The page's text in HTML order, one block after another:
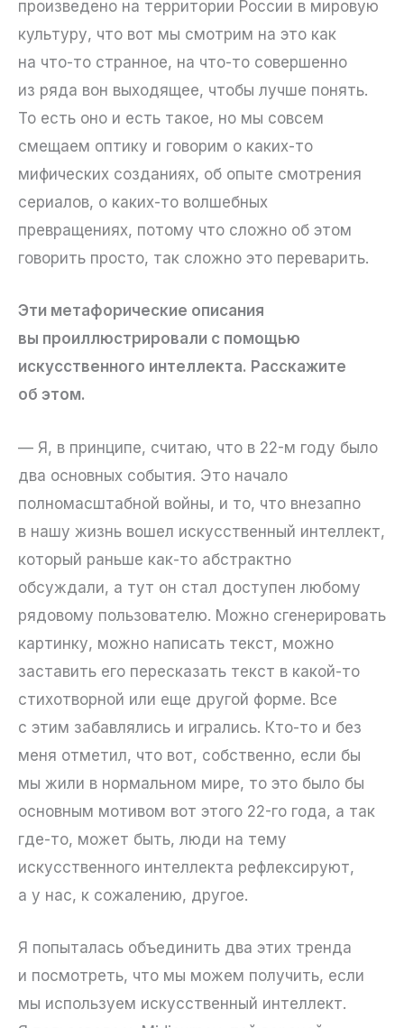
произведено на территории России в мировую
культуру, что вот мы смотрим на это как
на что-то странное, на что-то совершенно
из ряда вон выходящее, чтобы лучше понять.
То есть оно и есть такое, но мы совсем
смещаем оптику и говорим о каких-то
мифических созданиях, об опыте смотрения
сериалов, о каких-то волшебных
превращениях, потому что сложно об этом
говорить просто, так сложно это переварить.
Эти метафорические описания
вы проиллюстрировали с помощью
искусственного интеллекта. Расскажите
об этом.
— Я, в принципе, считаю, что в 22-м году было
два основных события. Это начало
полномасштабной войны, и то, что внезапно
в нашу жизнь вошел искусственный интеллект,
который раньше как-то абстрактно
обсуждали, а тут он стал доступен любому
рядовому пользователю. Можно сгенерировать
картинку, можно написать текст, можно
заставить его пересказать текст в какой-то
стихотворной или еще другой форме. Все
с этим забавлялись и игрались. Кто-то и без
меня отметил, что вот, собственно, если бы
мы жили в нормальном мире, то это было бы
основным мотивом вот этого 22-го года, а так
где-то, может быть, люди на тему
искусственного интеллекта рефлексируют,
а у нас, к сожалению, другое.
Я попыталась объединить два этих тренда
и посмотреть, что мы можем получить, если
мы используем искусственный интеллект.